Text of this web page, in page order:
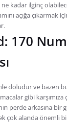
kadar ilginç
açığa çıkarmak
170
doludur ve bazen
gibi karşımıza
perde arkasına bir
çok alanda önemli